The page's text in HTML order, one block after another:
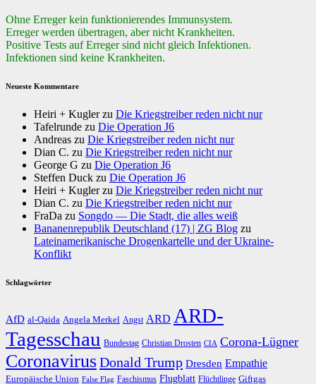
Ohne Erreger kein funktionierendes Immunsystem.
Erreger werden übertragen, aber nicht Krankheiten.
Positive Tests auf Erreger sind nicht gleich Infektionen.
Infektionen sind keine Krankheiten.
Neueste Kommentare
Heiri + Kuglerzu Die Kriegstreiber reden nicht nur
Tafelrunde zu Die Operation J6
Andreas zu Die Kriegstreiber reden nicht nur
Dian C. zu Die Kriegstreiber reden nicht nur
George G zu Die Operation J6
Steffen Duck zu Die Operation J6
Heiri + Kuglerzu Die Kriegstreiber reden nicht nur
Dian C. zu Die Kriegstreiber reden nicht nur
FraDa zu Songdo — Die Stadt, die alles weiß
Bananenrepublik Deutschland (17) | ZG Blog zu
Lateinamerikanische Drogenkartelle und der Ukraine-
Konflikt
Schlagwörter
AfD al-Qaida Angela Merkel Angst ARD ARD-
Tagesschau Bundestag Christian Drosten CIA Corona-Lügner
CoronavirusDonald Trump Dresden Empathie
Europäische Union False Flag Faschismus Flugblatt Flüchtlinge Giftgas